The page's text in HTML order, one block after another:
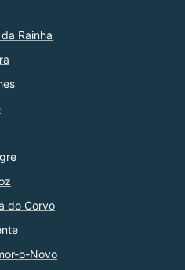
Rainha
do Corvo
o-Novo